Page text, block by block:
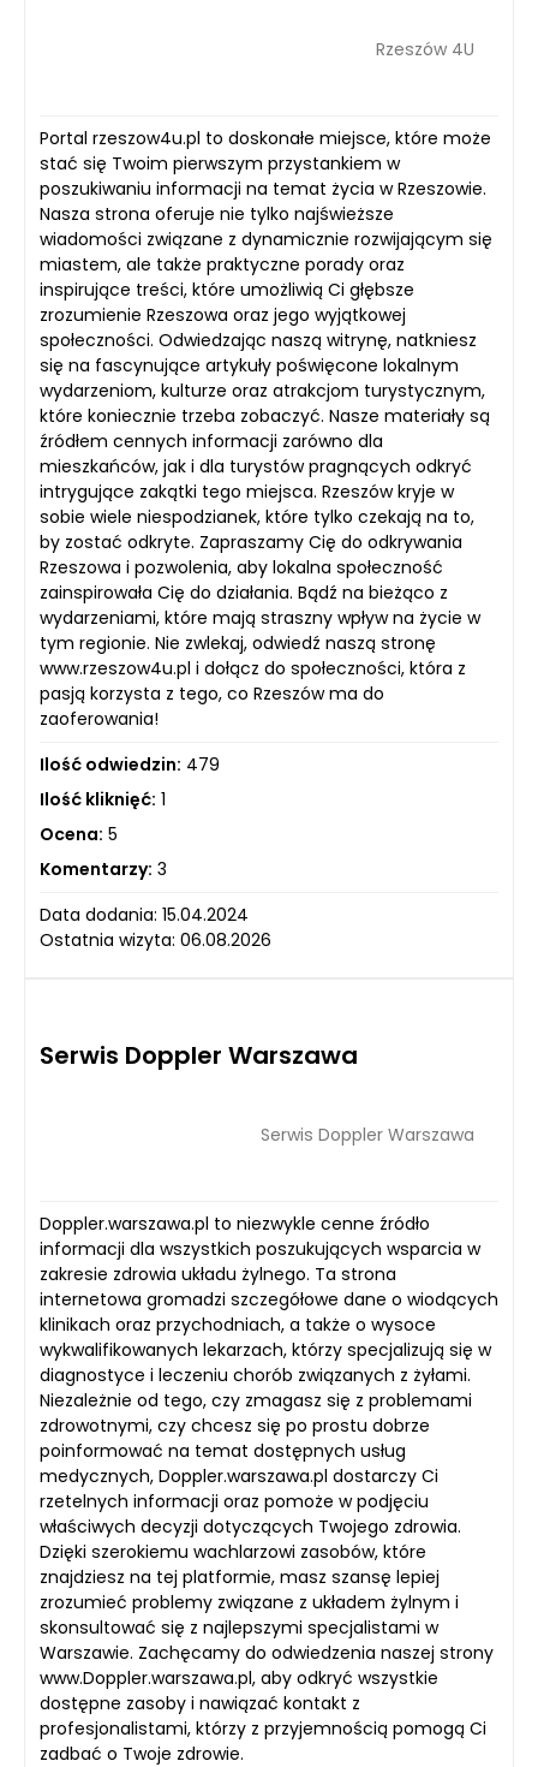
Rzeszów 4U
Portal rzeszow4u.pl to doskonałe miejsce, które może
stać się Twoim pierwszym przystankiem w
poszukiwaniu informacji na temat życia w Rzeszowie.
Nasza strona oferuje nie tylko najświeższe
wiadomości związane z dynamicznie rozwijającym się
miastem, ale także praktyczne porady oraz
inspirujące treści, które umożliwią Ci głębsze
zrozumienie Rzeszowa oraz jego wyjątkowej
społeczności. Odwiedzając naszą witrynę, natkniesz
się na fascynujące artykuły poświęcone lokalnym
wydarzeniom, kulturze oraz atrakcjom turystycznym,
które koniecznie trzeba zobaczyć. Nasze materiały są
źródłem cennych informacji zarówno dla
mieszkańców, jak i dla turystów pragnących odkryć
intrygujące zakątki tego miejsca. Rzeszów kryje w
sobie wiele niespodzianek, które tylko czekają na to,
by zostać odkryte. Zapraszamy Cię do odkrywania
Rzeszowa i pozwolenia, aby lokalna społeczność
zainspirowała Cię do działania. Bądź na bieżąco z
wydarzeniami, które mają straszny wpływ na życie w
tym regionie. Nie zwlekaj, odwiedź naszą stronę
www.rzeszow4u.pl i dołącz do społeczności, która z
pasją korzysta z tego, co Rzeszów ma do
zaoferowania!
Ilość odwiedzin: 479
Ilość kliknięć: 1
Ocena: 5
Komentarzy: 3
Data dodania: 15.04.2024
Ostatnia wizyta: 06.08.2026
Serwis Doppler Warszawa
Serwis Doppler Warszawa
Doppler.warszawa.pl to niezwykle cenne źródło
informacji dla wszystkich poszukujących wsparcia w
zakresie zdrowia układu żylnego. Ta strona
internetowa gromadzi szczegółowe dane o wiodących
klinikach oraz przychodniach, a także o wysoce
wykwalifikowanych lekarzach, którzy specjalizują się w
diagnostyce i leczeniu chorób związanych z żyłami.
Niezależnie od tego, czy zmagasz się z problemami
zdrowotnymi, czy chcesz się po prostu dobrze
poinformować na temat dostępnych usług
medycznych, Doppler.warszawa.pl dostarczy Ci
rzetelnych informacji oraz pomoże w podjęciu
właściwych decyzji dotyczących Twojego zdrowia.
Dzięki szerokiemu wachlarzowi zasobów, które
znajdziesz na tej platformie, masz szansę lepiej
zrozumieć problemy związane z układem żylnym i
skonsultować się z najlepszymi specjalistami w
Warszawie. Zachęcamy do odwiedzenia naszej strony
www.Doppler.warszawa.pl, aby odkryć wszystkie
dostępne zasoby i nawiązać kontakt z
profesjonalistami, którzy z przyjemnością pomogą Ci
zadbać o Twoje zdrowie.